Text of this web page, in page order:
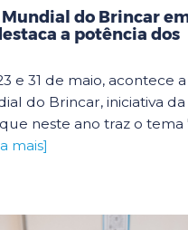
Mundial do Brincar
a potência dos
e 31 de maio, acontece a
do Brincar, iniciativa da
neste ano traz o tema
mais]